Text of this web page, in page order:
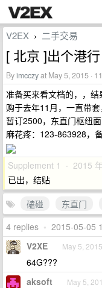
V2EX › 二手交易
[ 北京 ]出个港
Byimcczyat May 5, 2015 ·
准备买来看文档的，，结
购于去年11月，一直带套
暂订2500，东直门枢纽面
麻花疼：123-863928，
Supplement 1 · 2015
已出，结贴
磕碰
东直门
4 replies • 2015-05-05
V2XE May 5,
64G???
aksoft May 5,